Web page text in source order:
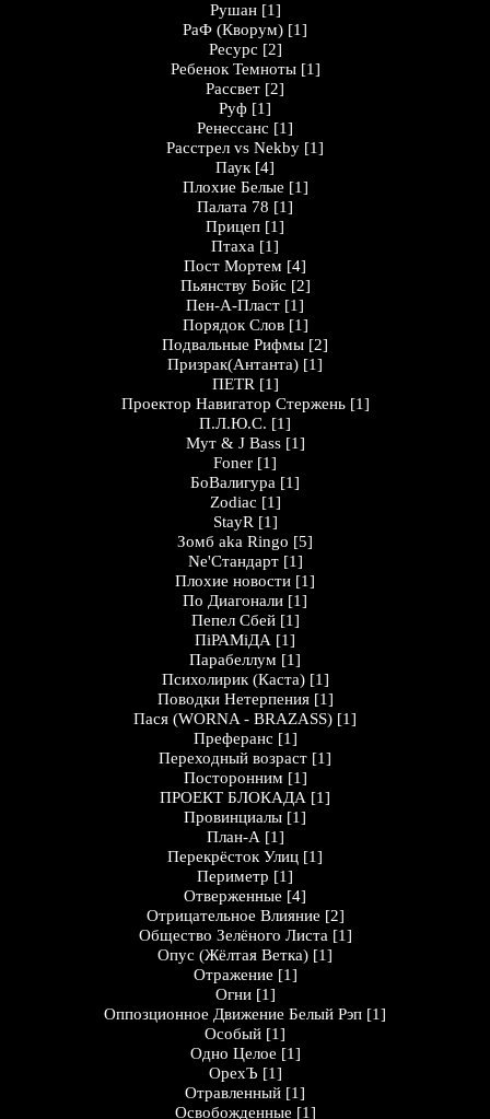
Рушан [1]
РаФ (Кворум) [1]
Ресурс [2]
Ребенок Темноты [1]
Рассвет [2]
Руф [1]
Ренессанс [1]
Расстрел vs Nekby [1]
Паук [4]
Плохие Белые [1]
Палата 78 [1]
Прицеп [1]
Птаха [1]
Пост Мортем [4]
Пьянству Бойс [2]
Пен-А-Пласт [1]
Порядок Слов [1]
Подвальные Рифмы [2]
Призрак(Антанта) [1]
ПЕТR [1]
Проектор Навигатор Стержень [1]
П.Л.Ю.С. [1]
Мут & J Bass [1]
Foner [1]
БоВалигура [1]
Zodiac [1]
StayR [1]
Зомб aka Ringo [5]
Ne'Стандарт [1]
Плохие новости [1]
По Диагонали [1]
Пепел Сбей [1]
ПіРАМіДА [1]
Парабеллум [1]
Психолирик (Каста) [1]
Поводки Нетерпения [1]
Пася (WORNA - BRAZASS) [1]
Преферанс [1]
Переходный возраст [1]
Посторонним [1]
ПРОЕКТ БЛОКАДА [1]
Провинциалы [1]
План-А [1]
Перекрёсток Улиц [1]
Периметр [1]
Отверженные [4]
Отрицательное Влияние [2]
Общество Зелёного Листа [1]
Опус (Жёлтая Ветка) [1]
Отражение [1]
Огни [1]
Оппозционное Движение Белый Рэп [1]
Особый [1]
Одно Целое [1]
ОрехЪ [1]
Отравленный [1]
Освобожденные [1]